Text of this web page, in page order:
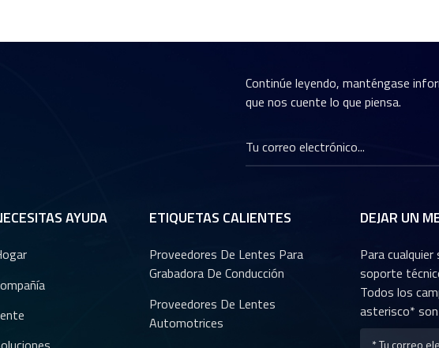
Continúe leyendo, manténgase
que nos cuente lo que piensa.
AYUDA ETIQUETAS CALIENTES
Proveedores De Lentes Para
Grabadora De Conducción
Proveedores De Lentes
Automotrices
DEJAR UN
Para
soporte
Todos los
asterisco*